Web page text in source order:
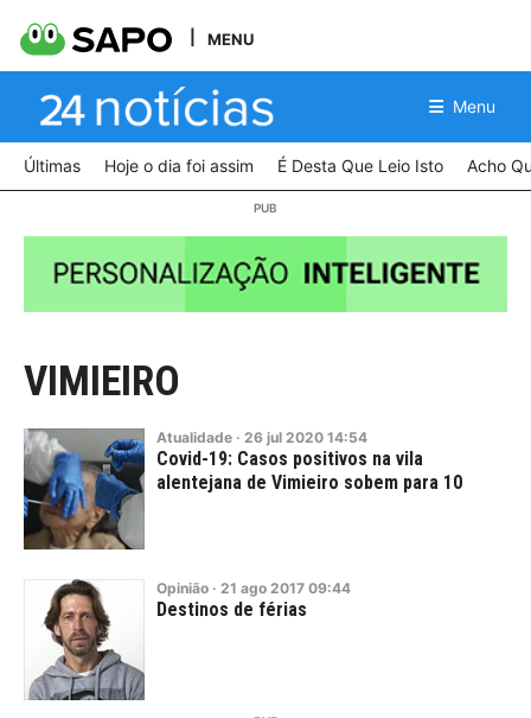
MENU
Menu
Últimas Hoje o dia foi assim É Desta Que Leio Isto Acho
VIMIEIRO
Atualidade · 26 jul 2020 14:54
Covid-19: Casos positivos na vila
alentejana de Vimieiro sobem para 10
Opinião · 21 ago 2017 09:44
Destinos de férias